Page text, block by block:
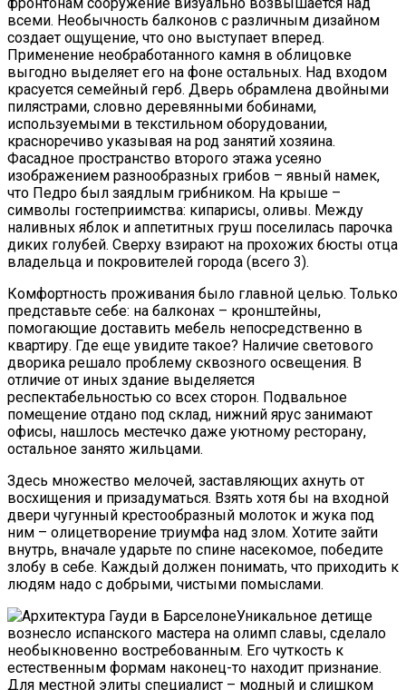
всеми. Необычность балконов с различным дизайном
создает ощущение, что оно выступает вперед.
Применение необработанного камня в облицовке
выгодно выделяет его на фоне остальных. Над входом
красуется семейный герб. Дверь обрамлена двойными
пилястрами, словно деревянными бобинами,
используемыми в текстильном оборудовании,
красноречиво указывая на род занятий хозяина.
Фасадное пространство второго этажа усеяно
изображением разнообразных грибов – явный намек,
что Педро был заядлым грибником. На крыше –
символы гостеприимства: кипарисы, оливы. Между
наливных яблок и аппетитных груш поселилась парочка
диких голубей. Сверху взирают на прохожих бюсты отца
владельца и покровителей города (всего 3).
Комфортность проживания было главной целью. Только
представьте себе: на балконах – кронштейны,
помогающие доставить мебель непосредственно в
квартиру. Где еще увидите такое? Наличие светового
дворика решало проблему сквозного освещения. В
отличие от иных здание выделяется
респектабельностью со всех сторон. Подвальное
помещение отдано под склад, нижний ярус занимают
офисы, нашлось местечко даже уютному ресторану,
остальное занято жильцами.
Здесь множество мелочей, заставляющих ахнуть от
восхищения и призадуматься. Взять хотя бы на входной
двери чугунный крестообразный молоток и жука под
ним – олицетворение триумфа над злом. Хотите зайти
внутрь, вначале ударьте по спине насекомое, победите
злобу в себе. Каждый должен понимать, что приходить к
людям надо с добрыми, чистыми помыслами.
Уникальное детище
вознесло испанского мастера на олимп славы, сделало
необыкновенно востребованным. Его чуткость к
естественным формам наконец-то находит признание.
Для местной элиты специалист – модный и слишком